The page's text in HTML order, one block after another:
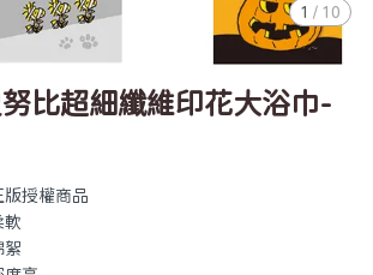
1 / 10
比超細纖維印花大浴巾-
授權商品